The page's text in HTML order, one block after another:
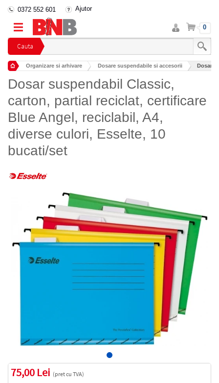
Cauta
0372 552 601 Ajutor
Intra
in
cont
Cos 0
Organizare si arhivare Dosare suspendabile si accesorii Dosar
Dosar suspendabil Classic,
carton, partial reciclat, certificare
Blue Angel, reciclabil, A4,
diverse culori, Esselte, 10
bucati/set
75,00 Lei (pret cu TVA)